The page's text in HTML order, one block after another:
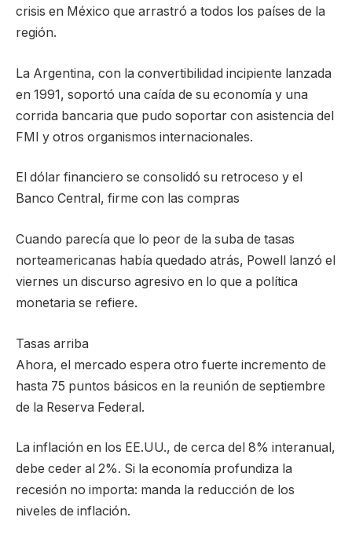
crisis en México que arrastró a todos los países de la
región.
La Argentina, con la convertibilidad incipiente lanzada
en 1991, soportó una caída de su economía y una
corrida bancaria que pudo soportar con asistencia del
FMI y otros organismos internacionales.
El dólar financiero se consolidó su retroceso y el
Banco Central, firme con las compras
Cuando parecía que lo peor de la suba de tasas
norteamericanas había quedado atrás, Powell lanzó el
viernes un discurso agresivo en lo que a política
monetaria se refiere.
Tasas arriba
Ahora, el mercado espera otro fuerte incremento de
hasta 75 puntos básicos en la reunión de septiembre
de la Reserva Federal.
La inflación en los EE.UU., de cerca del 8% interanual,
debe ceder al 2%. Si la economía profundiza la
recesión no importa: manda la reducción de los
niveles de inflación.